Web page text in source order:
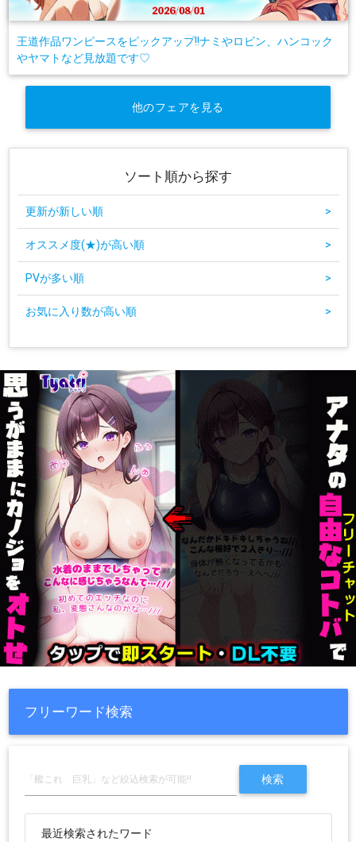
王道作品ワンピースをピックアップ!!ナミやロビン、ハンコック
やヤマトなど見放題です♡
他のフェアを見る
ソート順から探す
更新が新しい順 >
オススメ度(★)が高い順 >
PVが多い順 >
お気に入り数が高い順 >
フリーワード検索
最近検索されたワード